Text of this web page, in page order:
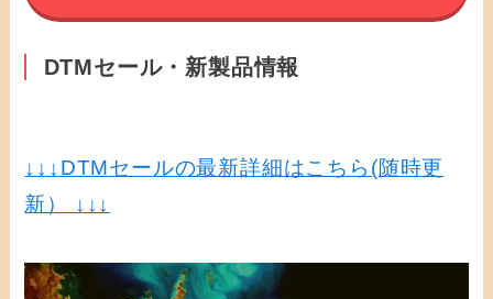
DTMセール・新製品情報
↓↓↓ DTMセールの最新詳細はこちら(随時更
新） ↓↓↓